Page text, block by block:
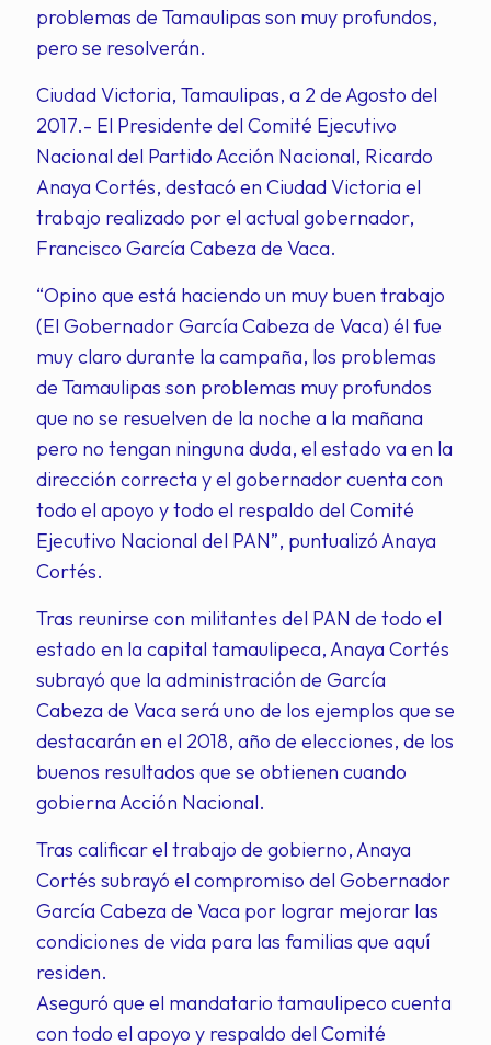
problemas de Tamaulipas son muy profundos,
pero se resolverán.
Ciudad Victoria, Tamaulipas, a 2 de Agosto del
2017.- El Presidente del Comité Ejecutivo
Nacional del Partido Acción Nacional, Ricardo
Anaya Cortés, destacó en Ciudad Victoria el
trabajo realizado por el actual gobernador,
Francisco García Cabeza de Vaca.
“Opino que está haciendo un muy buen trabajo
(El Gobernador García Cabeza de Vaca) él fue
muy claro durante la campaña, los problemas
de Tamaulipas son problemas muy profundos
que no se resuelven de la noche a la mañana
pero no tengan ninguna duda, el estado va en la
dirección correcta y el gobernador cuenta con
todo el apoyo y todo el respaldo del Comité
Ejecutivo Nacional del PAN”, puntualizó Anaya
Cortés.
Tras reunirse con militantes del PAN de todo el
estado en la capital tamaulipeca, Anaya Cortés
subrayó que la administración de García
Cabeza de Vaca será uno de los ejemplos que se
destacarán en el 2018, año de elecciones, de los
buenos resultados que se obtienen cuando
gobierna Acción Nacional.
Tras calificar el trabajo de gobierno, Anaya
Cortés subrayó el compromiso del Gobernador
García Cabeza de Vaca por lograr mejorar las
condiciones de vida para las familias que aquí
residen.
Aseguró que el mandatario tamaulipeco cuenta
con todo el apoyo y respaldo del Comité